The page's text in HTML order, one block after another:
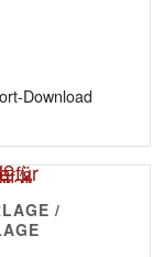
Download
/